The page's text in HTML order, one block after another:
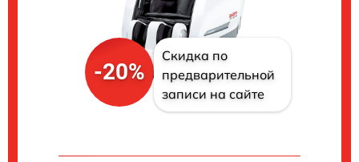
-20%
Скидка по
предварительной
записи на сайте